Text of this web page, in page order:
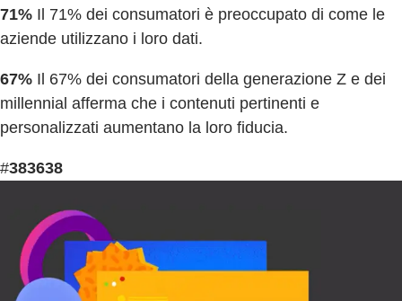
71% Il 71% dei consumatori è preoccupato di come le
aziende utilizzano i loro dati.
67% Il 67% dei consumatori della generazione Z e dei
millennial afferma che i contenuti pertinenti e
personalizzati aumentano la loro fiducia.
#383638